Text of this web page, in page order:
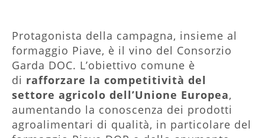
Protagonista della campagna, insieme al
formaggio Piave, è il vino del Consorzio
Garda DOC. L’obiettivo comune è
di rafforzare la competitività del
settore agricolo dell’Unione Europea,
aumentando la conoscenza dei prodotti
agroalimentari di qualità, in particolare del